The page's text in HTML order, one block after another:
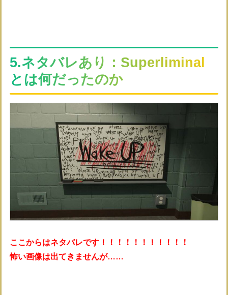
5.ネタバレあり：Superliminal
とは何だったのか
ここからはネタバレです！！！！！！！！！！！
怖い画像は出てきませんが……